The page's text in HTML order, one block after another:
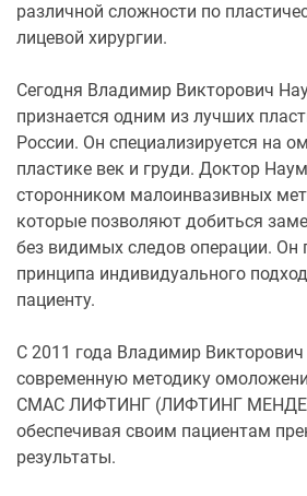
различной сложности по
лицевой хирургии.
Сегодня Владимир Викторович
признается одним из лучших
России. Он специализируется на
пластике век и груди. Доктор
сторонником малоинвазивных
которые позволяют добиться
без видимых следов операции. Он
принципа индивидуального
пациенту.
С 2011 года Владимир
современную методику
СМАС ЛИФТИНГ (ЛИФТИНГ
обеспечивая своим пациентам
результаты.